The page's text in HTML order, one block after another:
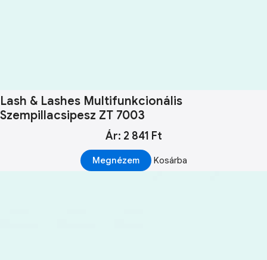
Lash & Lashes Multifunkcionális
Szempillacsipesz ZT 7003
Ár: 2 841 Ft
Megnézem Kosárba